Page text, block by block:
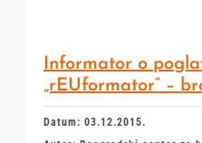
Informator o
„rEUformator“ –
Datum: 03.12.2015.